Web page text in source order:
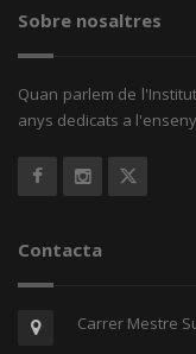
Sobre nosaltres
Quan parlem de
anys dedicats a
Contacta
Carrer Mestre